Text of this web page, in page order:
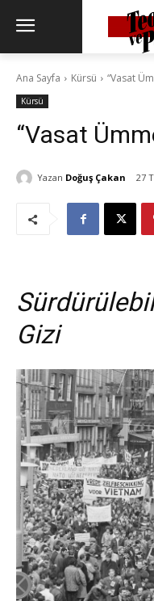
Ana Sayfa Kürsü “Vasat
Kürsü
“Vasat
Yazan Doğuş Çakan 27
Gizi